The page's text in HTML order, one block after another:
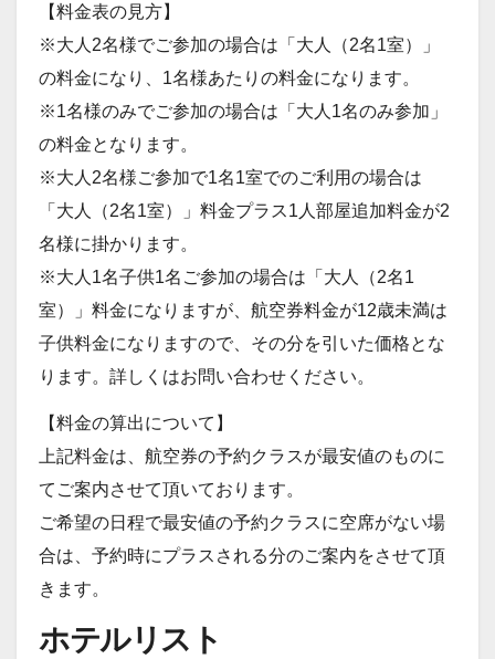
【料金表の見方】
※大人2名様でご参加の場合は「大人（2名1室）」
の料金になり、1名様あたりの料金になります。
※1名様のみでご参加の場合は「大人1名のみ参加」
の料金となります。
※大人2名様ご参加で1名1室でのご利用の場合は
「大人（2名1室）」料金プラス1人部屋追加料金が2
名様に掛かります。
※大人1名子供1名ご参加の場合は「大人（2名1
室）」料金になりますが、航空券料金が12歳未満は
子供料金になりますので、その分を引いた価格とな
ります。詳しくはお問い合わせください。
【料金の算出について】
上記料金は、航空券の予約クラスが最安値のものに
てご案内させて頂いております。
ご希望の日程で最安値の予約クラスに空席がない場
合は、予約時にプラスされる分のご案内をさせて頂
きます。
ホテルリスト